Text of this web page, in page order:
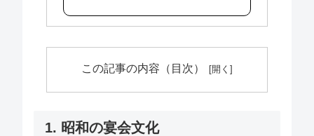
この記事の内容（目次）
1. 昭和の宴会文化